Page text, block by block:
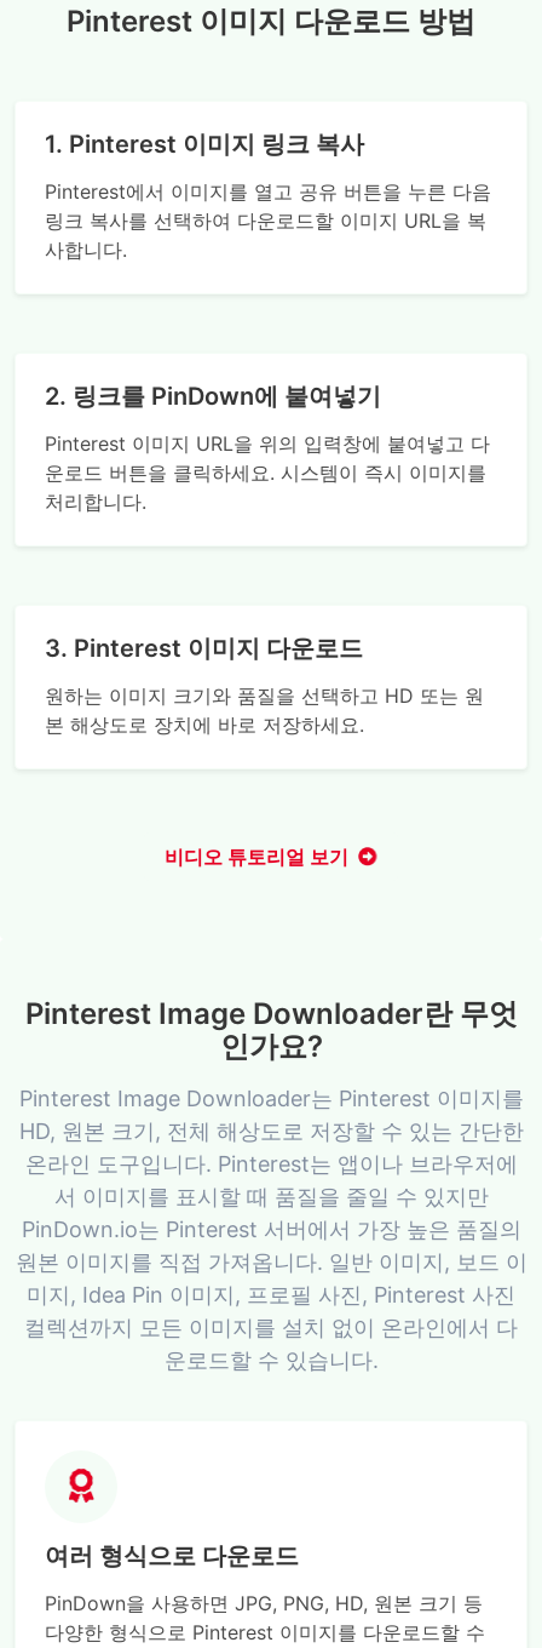
Pinterest 이미지 다운로드 방법
1. Pinterest 이미지 링크 복사
Pinterest에서 이미지를 열고 공유 버튼을 누른 다음
링크 복사를 선택하여 다운로드할 이미지 URL을 복
사합니다.
2. 링크를 PinDown에 붙여넣기
Pinterest 이미지 URL을 위의 입력창에 붙여넣고 다
운로드 버튼을 클릭하세요. 시스템이 즉시 이미지를
처리합니다.
3. Pinterest 이미지 다운로드
원하는 이미지 크기와 품질을 선택하고 HD 또는 원
본 해상도로 장치에 바로 저장하세요.
비디오 튜토리얼 보기
Pinterest Image Downloader란 무엇
인가요?
Pinterest Image Downloader는 Pinterest 이미지를
HD, 원본 크기, 전체 해상도로 저장할 수 있는 간단한
온라인 도구입니다. Pinterest는 앱이나 브라우저에
서 이미지를 표시할 때 품질을 줄일 수 있지만
PinDown.io는 Pinterest 서버에서 가장 높은 품질의
원본 이미지를 직접 가져옵니다. 일반 이미지, 보드 이
미지, Idea Pin 이미지, 프로필 사진, Pinterest 사진
컬렉션까지 모든 이미지를 설치 없이 온라인에서 다
운로드할 수 있습니다.
여러 형식으로 다운로드
PinDown을 사용하면 JPG, PNG, HD, 원본 크기 등
다양한 형식으로 Pinterest 이미지를 다운로드할 수